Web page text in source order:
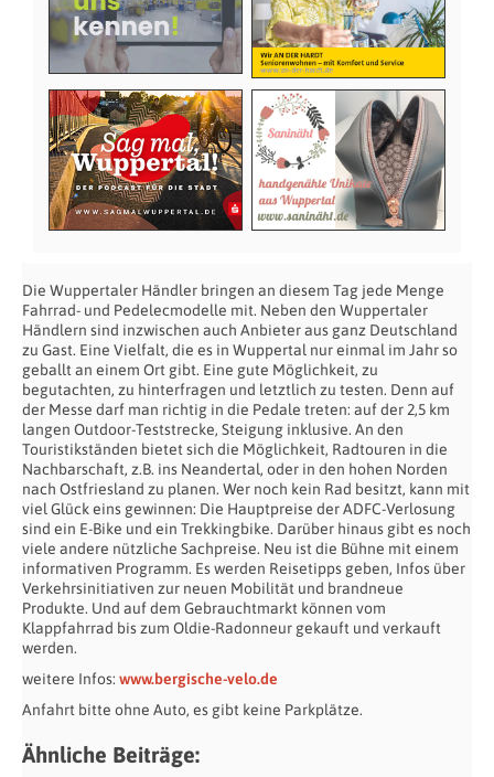
Die Wuppertaler Händler bringen an diesem Tag jede Menge
Fahrrad- und Pedelecmodelle mit. Neben den Wuppertaler
Händlern sind inzwischen auch Anbieter aus ganz Deutschland
zu Gast. Eine Vielfalt, die es in Wuppertal nur einmal im Jahr so
geballt an einem Ort gibt. Eine gute Möglichkeit, zu
begutachten, zu hinterfragen und letztlich zu testen. Denn auf
der Messe darf man richtig in die Pedale treten: auf der 2,5 km
langen Outdoor-Teststrecke, Steigung inklusive. An den
Touristikständen bietet sich die Möglichkeit, Radtouren in die
Nachbarschaft, z.B. ins Neandertal, oder in den hohen Norden
nach Ostfriesland zu planen. Wer noch kein Rad besitzt, kann mit
viel Glück eins gewinnen: Die Hauptpreise der ADFC-Verlosung
sind ein E-Bike und ein Trekkingbike. Darüber hinaus gibt es noch
viele andere nützliche Sachpreise. Neu ist die Bühne mit einem
informativen Programm. Es werden Reisetipps geben, Infos über
Verkehrsinitiativen zur neuen Mobilität und brandneue
Produkte. Und auf dem Gebrauchtmarkt können vom
Klappfahrrad bis zum Oldie-Radonneur gekauft und verkauft
werden.
weitere Infos: www.bergische-velo.de
Anfahrt bitte ohne Auto, es gibt keine Parkplätze.
Ähnliche Beiträge: